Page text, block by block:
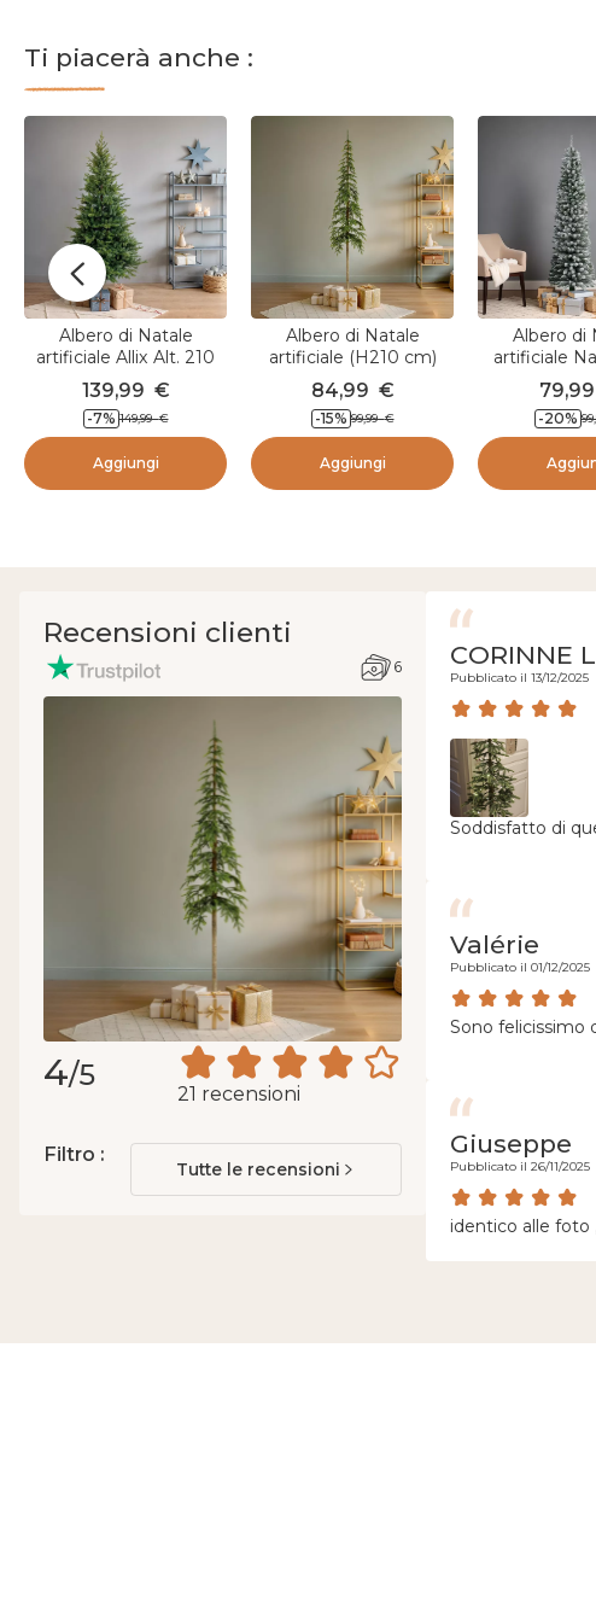
Ti piacerà anche :
Albero di Natale
artificiale Allix Alt. 210
cm Verde abete
139,99 €
-7% 149,99 €
Aggiungi
Albero di Natale
artificiale (H210 cm)
Sierra Verde abete
84,99 €
-15% 99,99 €
Aggiungi
Albero di
artificiale
210 cm79,99
-20%
Recensioni clienti
6
4/5
21 recensioni
Filtro :
Tutte le recensioni
CORINNE
Pubblicato il 13/12/2025
Soddisfatto di
Valérie
Pubblicato il 01/12/2025
Sono felicissimo
Giuseppe
Pubblicato il 26/11/2025
identico alle foto